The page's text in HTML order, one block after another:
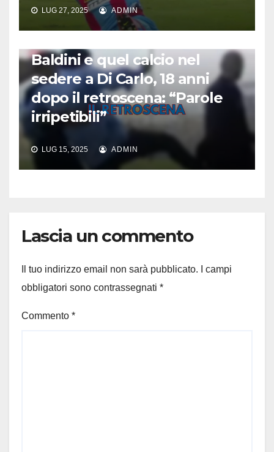
LUG 27, 2025 ADMIN
Baldini e quel calcio nel
sedere a Di Carlo, 18 anni
dopo il retroscena: “Parole
irripetibili”
LUG 15, 2025 ADMIN
Lascia un commento
Il tuo indirizzo email non sarà pubblicato.
I campi
obbligatori sono contrassegnati *
Commento *